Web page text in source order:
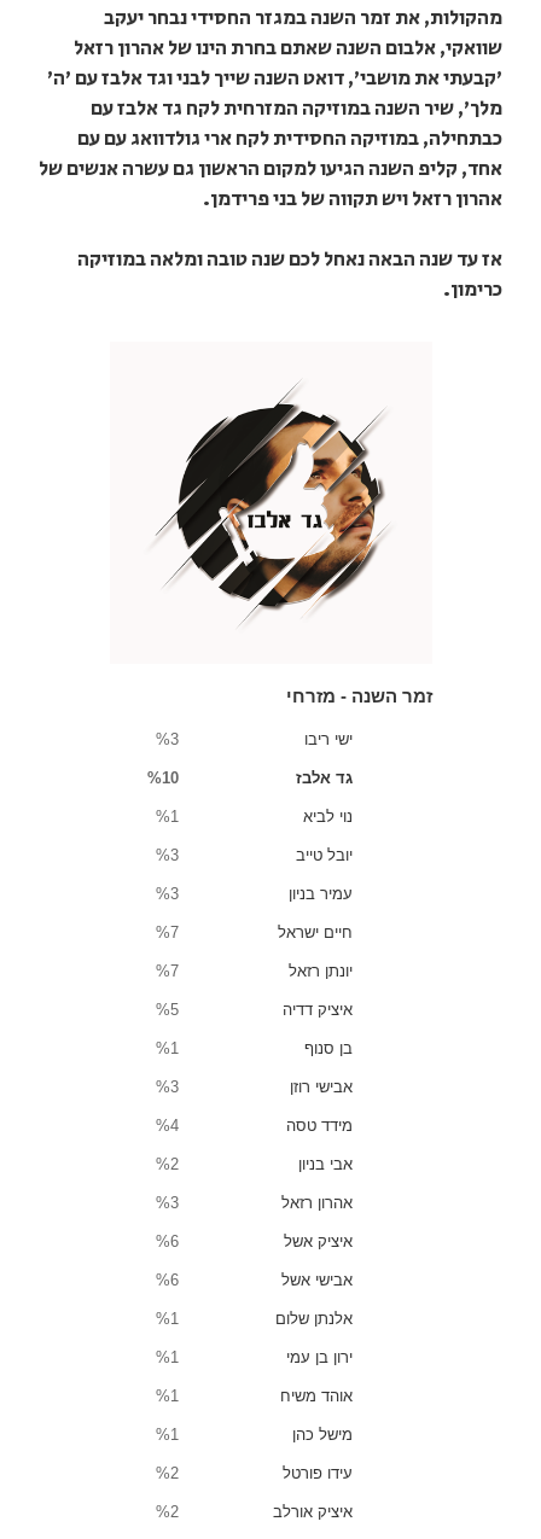
מהקולות, את זמר השנה במגזר החסידי נבחר יעקב
שוואקי, אלבום השנה שאתם בחרת הינו של אהרון רזאל
'קבעתי את מושבי', דואט השנה שייך לבני וגד אלבז עם 'ה'
מלך', שיר השנה במוזיקה המזרחית לקח גד אלבז עם
כבתחילה, במוזיקה החסידית לקח ארי גולדוואג עם עם
אחד, קליפ השנה הגיעו למקום הראשון גם עשרה אנשים של
אהרון רזאל ויש תקווה של בני פרידמן.
אז עד שנה הבאה נאחל לכם שנה טובה ומלאה במוזיקה
כרימון.
זמר השנה - מזרחי
ישי ריבו %3
גד אלבז %10
נוי לביא %1
יובל טייב %3
עמיר בניון %3
חיים ישראל %7
יונתן רזאל %7
איציק דדיה %5
בן סנוף %1
אבישי רוזן %3
מידד טסה %4
אבי בניון %2
אהרון רזאל %3
איציק אשל %6
אבישי אשל %6
אלנתן שלום %1
ירון בן עמי %1
אוהד משיח %1
מישל כהן %1
עידו פורטל %2
איציק אורלב %2